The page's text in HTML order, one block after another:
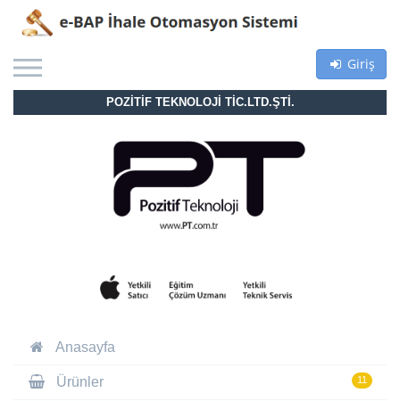
Giriş
POZİTİF TEKNOLOJİ TİC.LTD.ŞTİ.
Anasayfa
11
Ürünler